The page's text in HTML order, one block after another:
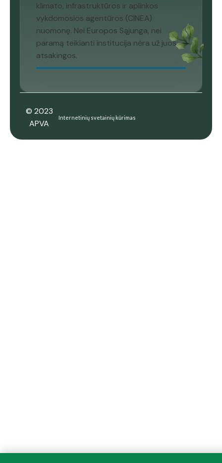
klimato, infrastruktūros ir aplinkos
vykdomosios agentūros (CINEA)
nuomonę. Nei Europos Sąjunga, nei
paramą teikianti institucija nėra už juos
atsakingos.
© 2023
APVA
Internetinių svetainių kūrimas